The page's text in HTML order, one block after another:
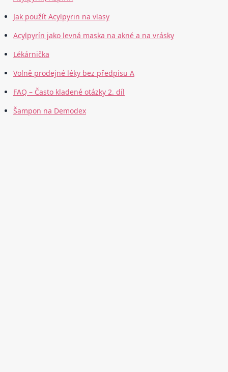
Jak použít Acylpyrin na vlasy
Acylpyrín jako levná maska na akné a na vrásky
Lékárnička
Volně prodejné léky bez předpisu A
FAQ – Často kladené otázky 2. díl
Šampon na Demodex